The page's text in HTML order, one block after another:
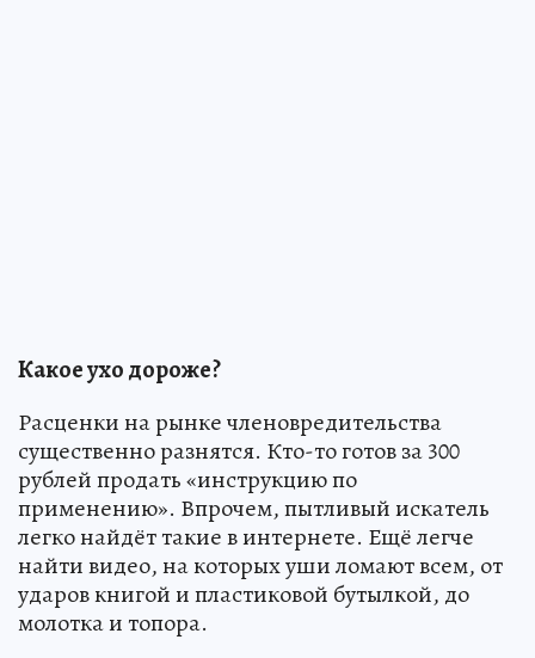
Какое ухо дороже?
Расценки на рынке членовредительства
существенно разнятся. Кто-то готов за 300
рублей продать «инструкцию по
применению». Впрочем, пытливый искатель
легко найдёт такие в интернете. Ещё легче
найти видео, на которых уши ломают всем, от
ударов книгой и пластиковой бутылкой, до
молотка и топора.